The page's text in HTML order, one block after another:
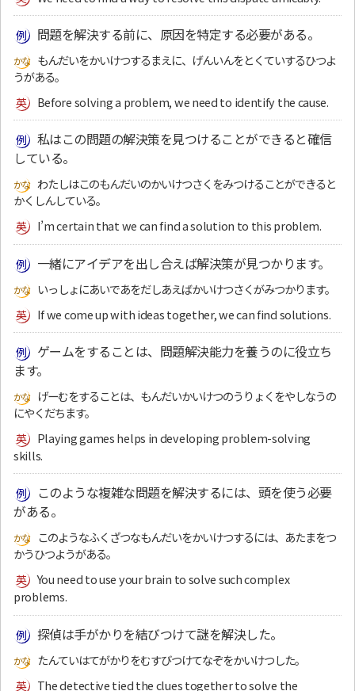
問題を解決する前に、原因を特定する必要がある。
もんだいをかいけつするまえに、げんいんをとくていするひつよ
うがある。
Before solving a problem, we need to identify the cause.
私はこの問題の解決策を見つけることができると確信
している。
わたしはこのもんだいのかいけつさくをみつけることができると
かくしんしている。
I’m certain that we can find a solution to this problem.
一緒にアイデアを出し合えば解決策が見つかります。
いっしょにあいであをだしあえばかいけつさくがみつかります。
If we come up with ideas together, we can find solutions.
ゲームをすることは、問題解決能力を養うのに役立ち
ます。
げーむをすることは、もんだいかいけつのうりょくをやしなうの
にやくだちます。
Playing games helps in developing problem-solving
skills.
このような複雑な問題を解決するには、頭を使う必要
がある。
このようなふくざつなもんだいをかいけつするには、あたまをつ
かうひつようがある。
You need to use your brain to solve such complex
problems.
探偵は手がかりを結びつけて謎を解決した。
たんていはてがかりをむすびつけてなぞをかいけつした。
The detective tied the clues together to solve the